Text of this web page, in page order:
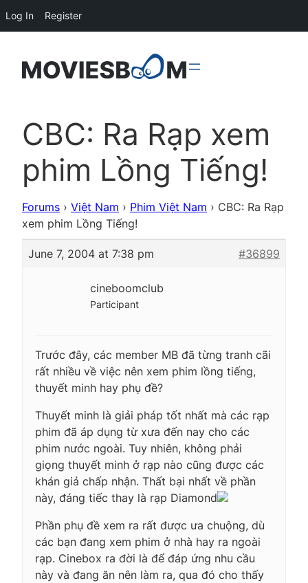
CBC: Ra Rạp xem
phim Lồng Tiếng!
Forums › Việt Nam › Phim Việt Nam › CBC: Ra Rạp
xem phim Lồng Tiếng!
June 7, 2004 at 7:38 pm #36899
cineboomclub
Participant
Trước đây, các member MB đã từng tranh cãi
rất nhiều về việc nên xem phim lồng tiếng,
thuyết minh hay phụ đề?
Thuyết minh là giải pháp tốt nhất mà các rạp
phim đã áp dụng từ xưa đến nay cho các
phim nước ngoài. Tuy nhiên, không phải
giọng thuyết minh ở rạp nào cũng được các
khán giả chấp nhận. Thất bại nhất về phần
này, đáng tiếc thay là rạp Diamond
Phần phụ đề xem ra rất được ưa chuộng, dù
các bạn đang xem phim ở nhà hay ra ngoài
rạp. Cinebox ra đời là để đáp ứng nhu cầu
này và đang ăn nên làm ra, qua đó cho thấy
Log In Register